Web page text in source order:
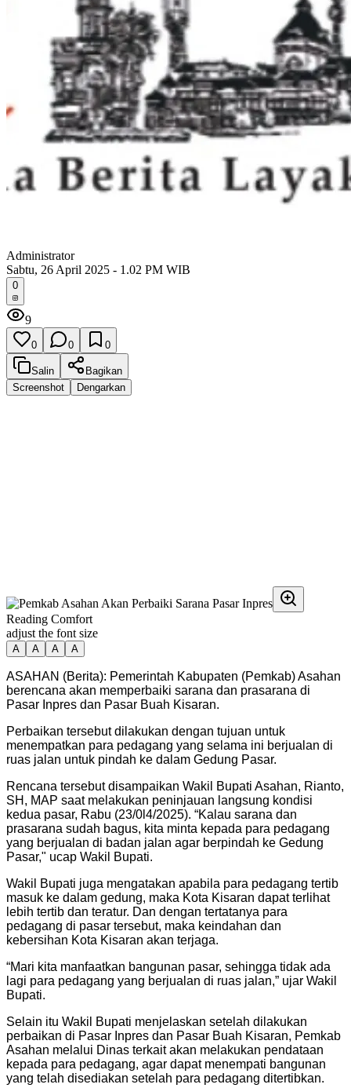
Administrator
Sabtu, 26 April 2025 - 1.02 PM WIB
0
9
0 0 0
Salin
Bagikan
Screenshot
Dengarkan
Reading Comfort
adjust the font size
A A A A
ASAHAN (Berita): Pemerintah Kabupaten (Pemkab) Asahan
berencana akan memperbaiki sarana dan prasarana di
Pasar Inpres dan Pasar Buah Kisaran.
Perbaikan tersebut dilakukan dengan tujuan untuk
menempatkan para pedagang yang selama ini berjualan di
ruas jalan untuk pindah ke dalam Gedung Pasar.
Rencana tersebut disampaikan Wakil Bupati Asahan, Rianto,
SH, MAP saat melakukan peninjauan langsung kondisi
kedua pasar, Rabu (23/0l4/2025). “Kalau sarana dan
prasarana sudah bagus, kita minta kepada para pedagang
yang berjualan di badan jalan agar berpindah ke Gedung
Pasar," ucap Wakil Bupati.
Wakil Bupati juga mengatakan apabila para pedagang tertib
masuk ke dalam gedung, maka Kota Kisaran dapat terlihat
lebih tertib dan teratur. Dan dengan tertatanya para
pedagang di pasar tersebut, maka keindahan dan
kebersihan Kota Kisaran akan terjaga.
“Mari kita manfaatkan bangunan pasar, sehingga tidak ada
lagi para pedagang yang berjualan di ruas jalan,” ujar Wakil
Bupati.
Selain itu Wakil Bupati menjelaskan setelah dilakukan
perbaikan di Pasar Inpres dan Pasar Buah Kisaran, Pemkab
Asahan melalui Dinas terkait akan melakukan pendataan
kepada para pedagang, agar dapat menempati bangunan
yang telah disediakan setelah para pedagang ditertibkan.